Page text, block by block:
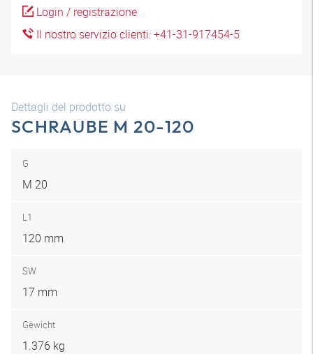
Login / registrazione
Il nostro servizio clienti: +41-31-917454-5
Dettagli del prodotto su
SCHRAUBE M 20-120
G
M 20
L1
120 mm
SW
17 mm
Gewicht
1.376 kg